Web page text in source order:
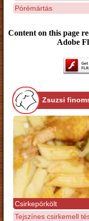
Pórémártás
Content on this page
Adobe
Zsuzsi
Csirkepörkölt
Tejszínes csirkemell